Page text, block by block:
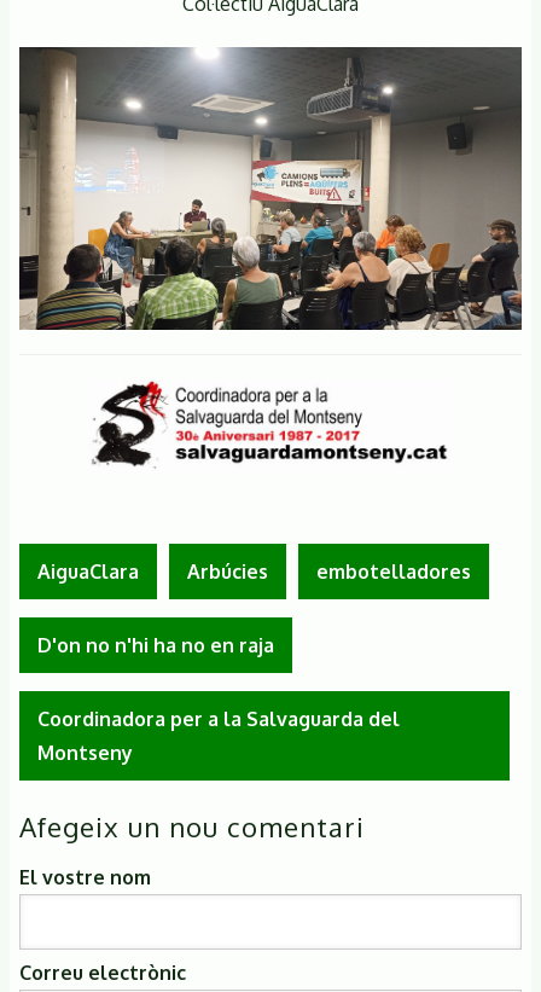
AiguaClara Arbúcies embotelladores
D'on no n'hi ha no en raja
Coordinadora per a la Salvaguarda del
Montseny
Afegeix un nou comentari
El vostre nom
Correu electrònic